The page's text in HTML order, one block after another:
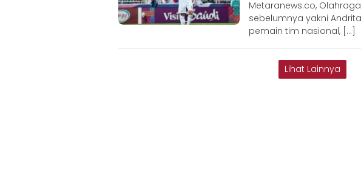
Metaranews.co,
sebelumnya yakni
pemain tim nasional, […]
Lihat Lainnya